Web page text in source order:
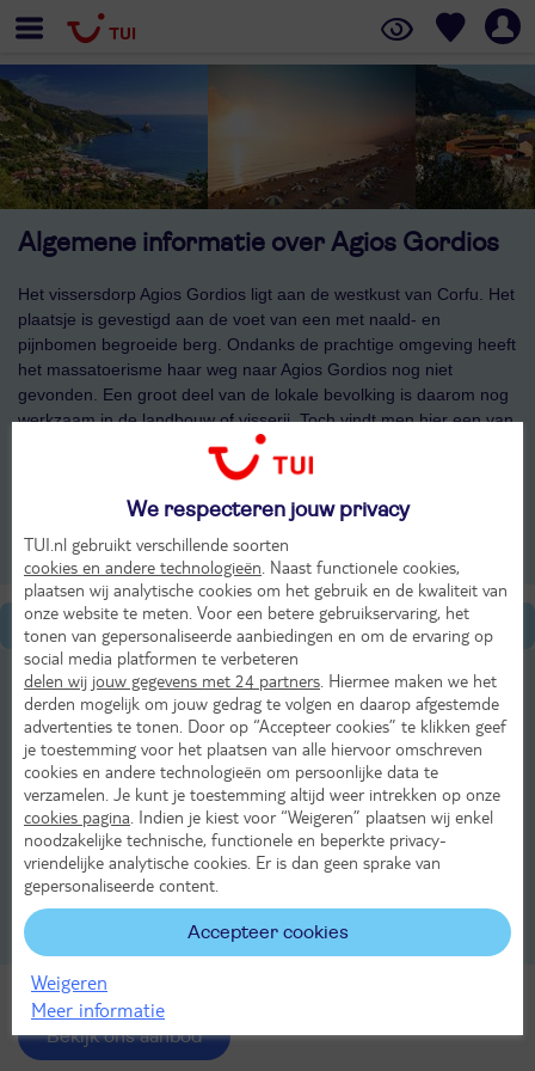
Algemene informatie over Agios Gordios
Het vissersdorp Agios Gordios ligt aan de westkust van Corfu. Het
plaatsje is gevestigd aan de voet van een met naald- en
pijnbomen begroeide berg. Ondanks de prachtige omgeving heeft
het massatoerisme haar weg naar Agios Gordios nog niet
gevonden. Een groot deel van de lokale bevolking is daarom nog
werkzaam in de landbouw of visserij. Toch vindt men hier een van
de mooiste stranden van Corfu. In en rondom Agios Gordios zijn
verder veel mogelijkheden voor watersporters en wandelaars.
Algemene informatie
Eten & Drinken in Agios Gordios
Winkelen in Agios Gordios
Sport in Agios Gordios
Stranden in Agios Gordios
Transport en verhuur in Agios Gordios
Uitgaan en activiteiten in Agios Gordios
Bekijk ons aanbod
We respecteren jouw privacy
TUI.nl gebruikt verschillende soorten
cookies en andere technologieën . Naast functionele cookies,
plaatsen wij analytische cookies om het gebruik en de kwaliteit van
onze website te meten. Voor een betere gebruikservaring, het
tonen van gepersonaliseerde aanbiedingen en om de ervaring op
social media platformen te verbeteren
delen wij jouw gegevens met 24 partners . Hiermee maken we het
derden mogelijk om jouw gedrag te volgen en daarop afgestemde
advertenties te tonen. Door op “Accepteer cookies” te klikken geef
je toestemming voor het plaatsen van alle hiervoor omschreven
cookies en andere technologieën om persoonlijke data te
verzamelen. Je kunt je toestemming altijd weer intrekken op onze
cookies pagina . Indien je kiest voor “Weigeren” plaatsen wij enkel
noodzakelijke technische, functionele en beperkte privacy-
vriendelijke analytische cookies. Er is dan geen sprake van
gepersonaliseerde content.
Accepteer cookies
Weigeren
Meer informatie